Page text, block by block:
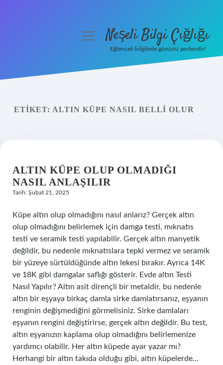
Yasal Uyarı
menüyüNeşeli Bilgi Çığlığı
Eğlenceli bilgilerle gününü şenlendir!
ETIKET: ALTIN KÜPE NASIL BELLI OLUR
ALTIN KÜPE OLUP OLMADIĞI
NASIL ANLAŞILIR
Tarih: Şubat 21, 2025
Küpe altın olup olmadığını nasıl anlarız? Gerçek altın
olup olmadığını belirlemek için damga testi, mıknatıs
testi ve seramik testi yapılabilir. Gerçek altın manyetik
değildir, bu nedenle mıknatıslara tepki vermez ve seramik
bir yüzeye sürtüldüğünde altın lekesi bırakır. Ayrıca 14K
ve 18K gibi damgalar saflığı gösterir. Evde altın Testi
Nasıl Yapılır? Altın asit dirençli bir metaldir, bu nedenle
altın bir eşyaya birkaç damla sirke damlatırsanız, eşyanın
renginin değişmediğini görmelisiniz. Sirke damlaları
eşyanın rengini değiştirirse, gerçek altın değildir. Bu test,
altın eşyanızın kaplama olup olmadığını belirlemenize
yardımcı olabilir. Her altın küpede ayar yazar mı?
Herhangi bir altın takıda olduğu gibi, altın küpelerde…